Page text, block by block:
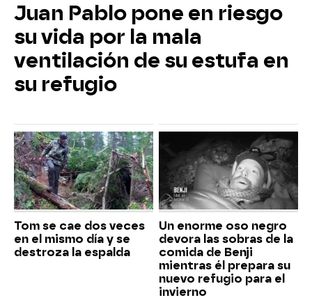
Juan Pablo pone en riesgo
su vida por la mala
ventilación de su estufa en
su refugio
Tom se cae dos veces
en el mismo día y se
destroza la espalda
Un enorme oso negro
devora las sobras de la
comida de Benji
mientras él prepara su
nuevo refugio para el
invierno